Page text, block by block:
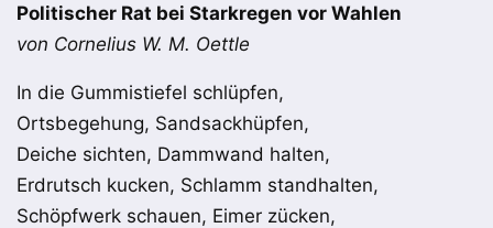
Politischer Rat bei Starkregen vor Wahlen
von Cornelius W. M. Oettle
In die Gummistiefel schlüpfen,
Ortsbegehung, Sandsackhüpfen,
Deiche sichten, Dammwand halten,
Erdrutsch kucken, Schlamm standhalten,
Schöpfwerk schauen, Eimer zücken,